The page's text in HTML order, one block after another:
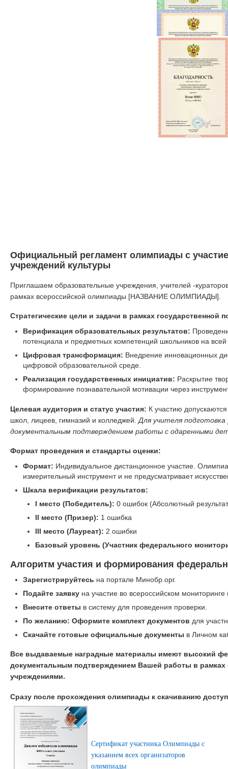
Официальный регламент олимпиады с
учреждений культуры
Приглашаем образовательные учреждения, учителей -
рамках всероссийской олимпиады [НАЗВАНИЕ ОЛИМПИАДЫ].
Стратегические цели и задачи в рамках государственной
Верификация образовательных результатов:
потенциала и предметных компетенций школьников на
Цифровая трансформация: Внедрение инновационных
цифровой образовательной среде.
Реализация государственных инициатив: Раскрытие
формирование познавательной мотивации через
Целевая аудитория и статус участия: К участию
школ, лицеев, гимназий и колледжей. Для учителя
документальным подтверждением работы с одаренными
Формат проведения и стандарты оценки:
Формат: Индивидуальное дистанционное участие.
измерительный инструмент и не предусматривает
Шкала верификации результатов:
I место (Победитель): 0 ошибок (Абсолютный
II место (Призер): 1 ошибка
III место (Лауреат): 2 ошибки
Базовый уровень (Участник федерального
Алгоритм участия и формирования
Зарегистрируйтесь на портале Минобр.орг.
Подайте заявкуна участие во всероссийском
Внесите ответы в систему для проведения проверки.
По желанию: Оформите комплект документов для
Скачайте готовые официальные документы в Личном
Все выдаваемые наградные материалы имеют высокий
документальным подтверждением Вашей работы в рамках
учреждениями.
Сразу после прохождения олимпиады к скачиванию
Сертификат участника Олимпиады с
указанием всех организаторов
олимпиады